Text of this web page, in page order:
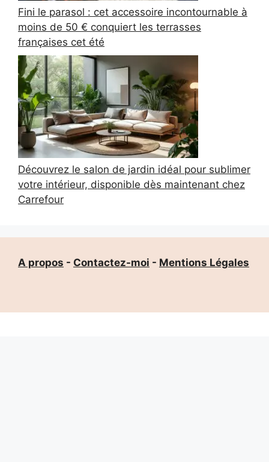
Fini le parasol : cet accessoire incontournable à
moins de 50 € conquiert les terrasses
françaises cet été
Découvrez le salon de jardin idéal pour sublimer
votre intérieur, disponible dès maintenant chez
Carrefour
A propos - Contactez-moi - Mentions Légales